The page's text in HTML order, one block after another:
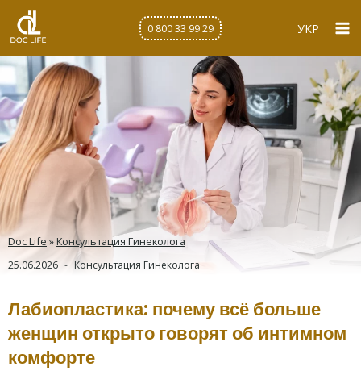
Перейти
содержимому
0 800 33 99 29 УКР
Doc Life » Консультация Гинеколога
25.06.2026 Консультация Гинеколога
Лабиопластика: почему всё больше
женщин открыто говорят об интимном
комфорте